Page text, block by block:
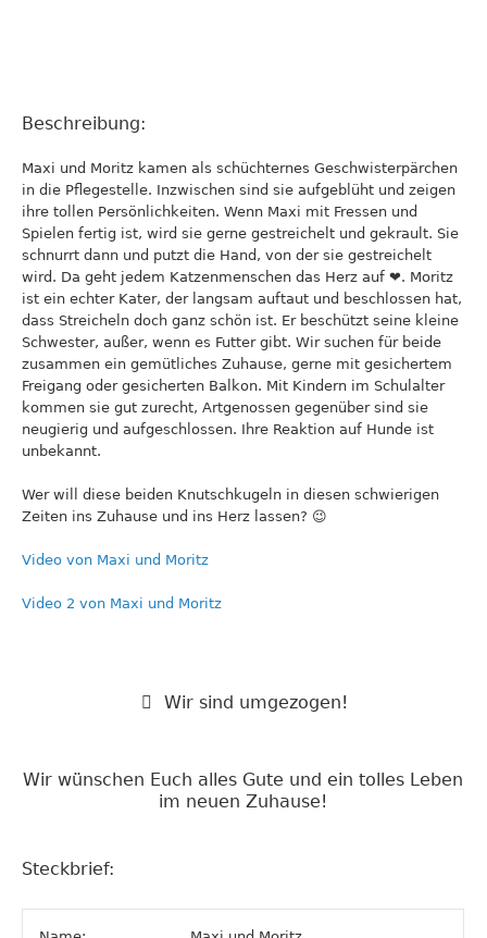
Beschreibung:
Maxi und Moritz kamen als schüchternes Geschwisterpärchen
in die Pflegestelle. Inzwischen sind sie aufgeblüht und zeigen
ihre tollen Persönlichkeiten. Wenn Maxi mit Fressen und
Spielen fertig ist, wird sie gerne gestreichelt und gekrault. Sie
schnurrt dann und putzt die Hand, von der sie gestreichelt
wird. Da geht jedem Katzenmenschen das Herz auf ❤. Moritz
ist ein echter Kater, der langsam auftaut und beschlossen hat,
dass Streicheln doch ganz schön ist. Er beschützt seine kleine
Schwester, außer, wenn es Futter gibt. Wir suchen für beide
zusammen ein gemütliches Zuhause, gerne mit gesichertem
Freigang oder gesicherten Balkon. Mit Kindern im Schulalter
kommen sie gut zurecht, Artgenossen gegenüber sind sie
neugierig und aufgeschlossen. Ihre Reaktion auf Hunde ist
unbekannt.
Wer will diese beiden Knutschkugeln in diesen schwierigen
Zeiten ins Zuhause und ins Herz lassen? 😉
Video von Maxi und Moritz
Video 2 von Maxi und Moritz
Wir sind umgezogen!
Wir wünschen Euch alles Gute und ein tolles Leben
im neuen Zuhause!
Steckbrief: